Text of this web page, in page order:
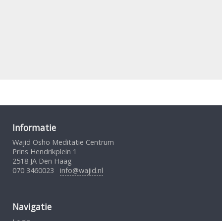
Informatie
Wajid Osho Meditatie Centrum
Prins Hendrikplein 1
2518 JA Den Haag
070 3460023 info@wajid.nl
Navigatie